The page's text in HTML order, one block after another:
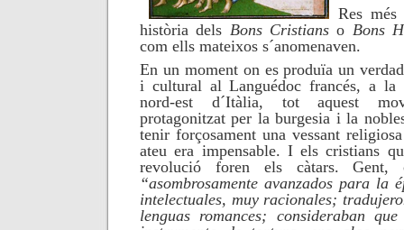
Res
història dels Bons Cristians o Bons
com ells mateixos s´anomenaven.
En un moment on es produïa un
i cultural al Languédoc francés, a la
nord-est d´Itàlia, tot aquest
protagonitzat per la burgesia i la
tenir forçosament una vessant
ateu era impensable. I els cristians
revolució foren els càtars.
“asombrosamente avanzados para la
intelectuales, muy racionales;
lenguas romances; consideraban